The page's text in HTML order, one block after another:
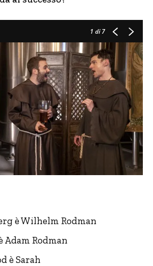
1 di 7
è Wilhelm Rodman
Adam Rodman
è Sarah